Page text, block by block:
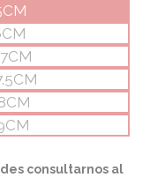
consultarnos al